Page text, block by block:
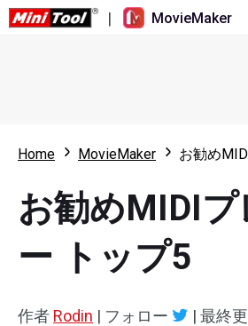
| MovieMaker
概要
マルチトラック動画編集
アスペクト比
ユーザーマニュアル
ビデオ編集のヒント
動画ツール
画面録画ツール
動画変換ツール
Home MovieMaker お勧め
お勧めMIDI
ー トップ5
作者 Rodin | フォロー | 最終